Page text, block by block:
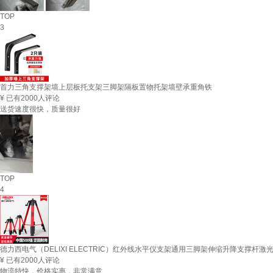
TOP
3
首力三角支撑架墙上层板托支架三脚架隔板置物托架墙壁承重角铁
¥ 已有2000人评论
送货速度很快，质量很好
TOP
4
德力西电气（DELIXI ELECTRIC）红外线水平仪支架通用三脚架伸缩升降支撑杆激
¥ 已有2000人评论
物流特快，价格实惠，非常满意